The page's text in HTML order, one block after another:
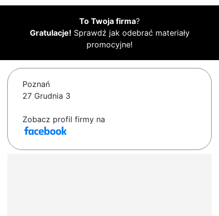
To Twoja firma?
Gratulacje! Sprawdź jak odebrać materiały
promocyjne!
Poznań
27 Grudnia 3
Zobacz profil firmy na